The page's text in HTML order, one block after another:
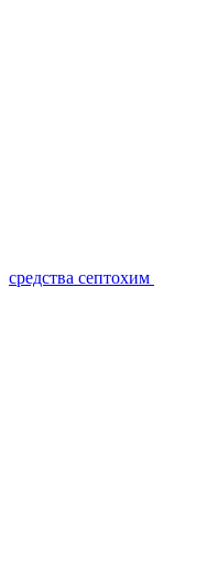
средства септохим